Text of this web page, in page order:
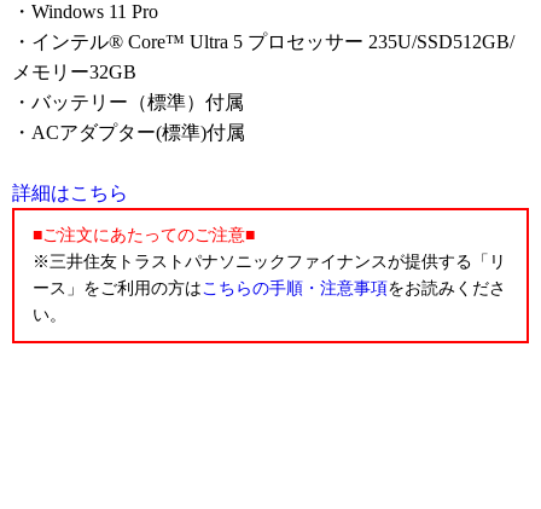
・Windows 11 Pro
・インテル® Core™ Ultra 5 プロセッサー 235U/SSD512GB/
メモリー32GB
・バッテリー（標準）付属
・ACアダプター(標準)付属
詳細はこちら
■ご注文にあたってのご注意■
※三井住友トラストパナソニックファイナンスが提供する「リ
ース」をご利用の方はこちらの手順・注意事項をお読みくださ
い。